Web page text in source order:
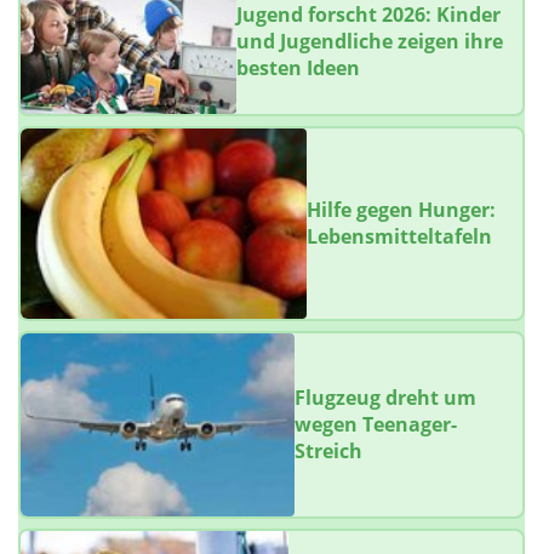
Jugend forscht 2026: Kinder
und Jugendliche zeigen ihre
besten Ideen
Hilfe gegen Hunger:
Lebensmitteltafeln
Flugzeug dreht um
wegen Teenager-
Streich